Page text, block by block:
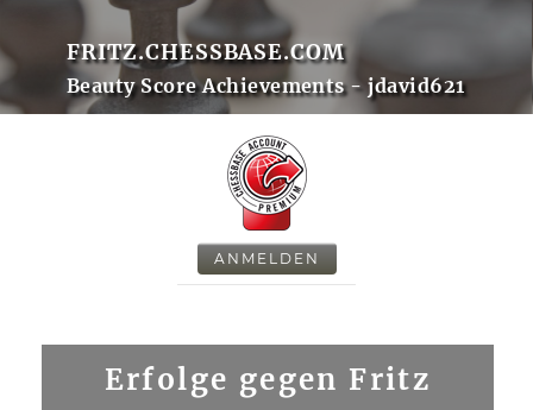
FRITZ.CHESSBASE.COM
Beauty Score Achievements - jdavid621
ANMELDEN
Erfolge gegen Fritz